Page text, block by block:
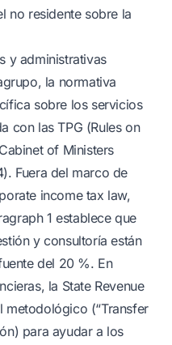
no residente sobre la
y administrativas
la normativa
sobre los servicios
con las TPG (Rules on
of Ministers
Fuera del marco de
income tax law,
1 establece que
y consultoría están
del 20 %. En
la State Revenue
metodológico (“Transfer
para ayudar a los